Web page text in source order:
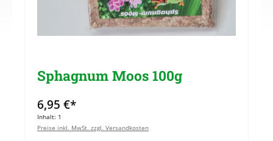
Sphagnum Moos 100g
6,95 €*
Inhalt: 1
Preise inkl. MwSt. zzgl. Versandkosten